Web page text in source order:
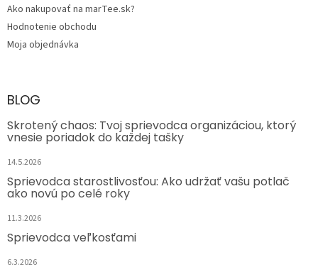
Ako nakupovať na marTee.sk?
Hodnotenie obchodu
Moja objednávka
BLOG
Skrotený chaos: Tvoj sprievodca organizáciou, ktorý
vnesie poriadok do každej tašky
14.5.2026
Sprievodca starostlivosťou: Ako udržať vašu potlač
ako novú po celé roky
11.3.2026
Sprievodca veľkosťami
6.3.2026